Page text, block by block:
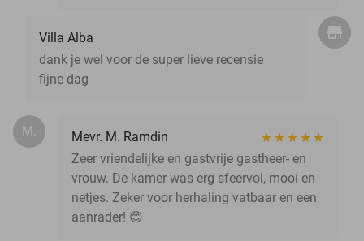
Villa Alba
dank je wel voor de super lieve recensie
fijne dag
M.
Mevr. M. Ramdin
Zeer vriendelijke en gastvrije gastheer- en
vrouw. De kamer was erg sfeervol, mooi en
netjes. Zeker voor herhaling vatbaar en een
aanrader! 😊